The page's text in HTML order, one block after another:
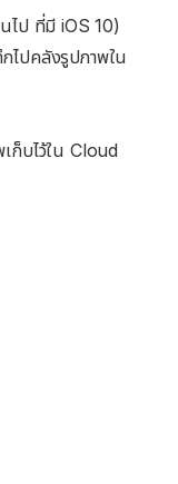
ไป ที่มี iOS 10)
ไปคลังรูปภาพใน
ก็บไว้ใน Cloud